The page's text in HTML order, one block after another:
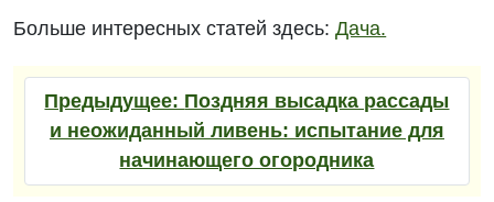
Больше интересных статей здесь:Дача.
Предыдущее: Поздняя высадка рассады
и неожиданный ливень: испытание для
начинающего огородника